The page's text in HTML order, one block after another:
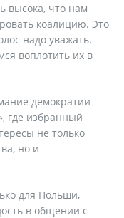
высока, что нам
коалицию. Это
надо уважать.
воплотить их в
демократии
где избранный
не только
но и
для Польши,
в общении с